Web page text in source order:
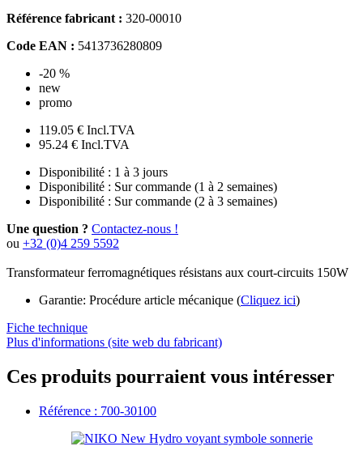
Référence fabricant : 320-00010
Code EAN : 5413736280809
-20 %
new
promo
119.05 € Incl.TVA
95.24 € Incl.TVA
Disponibilité : 1 à 3 jours
Disponibilité : Sur commande (1 à 2 semaines)
Disponibilité : Sur commande (2 à 3 semaines)
Une question ? Contactez-nous !
ou +32 (0)4 259 5592
Transformateur ferromagnétiques résistans aux court-circuits 150W
Garantie: Procédure article mécanique (Cliquez ici)
Fiche technique
Plus d'informations (site web du fabricant)
Ces produits pourraient vous intéresser
Référence : 700-30100